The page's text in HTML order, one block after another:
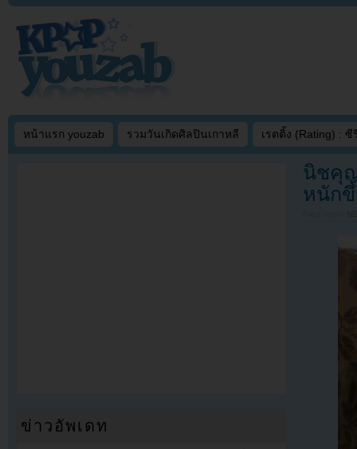
หน้าแรก youzab รวมวันเกิดศิลปินเกาหลี เรตติ้ง (Rating) : ซี
นิชคุณ
หนัก
ข่าวอัพเดท